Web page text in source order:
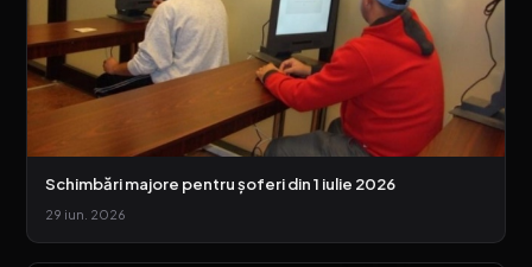
Schimbări majore pentru șoferi din 1 iulie 2026
29 iun. 2026